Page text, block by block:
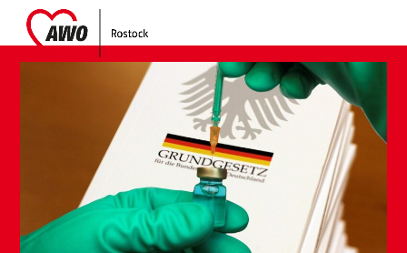
content
Open
mobile
menu
Close
mobile
menu